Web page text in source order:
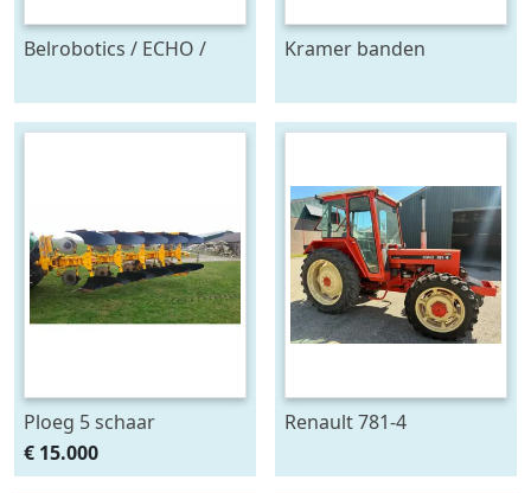
Belrobotics / ECHO /
leverancier
zonnepanelen accu
Kramer banden
Ploeg 5 schaar
RUMPTSTAD RPV 140 -
480V4 + 1
€ 15.000
Renault 781-4